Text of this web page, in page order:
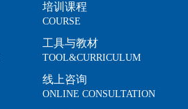
培训课程
COURSE
工具与教材
TOOL&CURRICULUM
线上咨询
ONLINE CONSULTATION